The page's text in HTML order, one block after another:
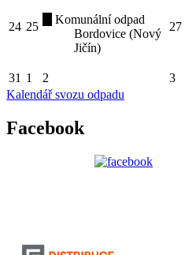
24 25
Komunální odpad
Bordovice (Nový
Jičín)
27
31 1 2 3
Kalendář svozu odpadu
Facebook